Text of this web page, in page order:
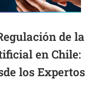
de la
en Chile:
los Expertos